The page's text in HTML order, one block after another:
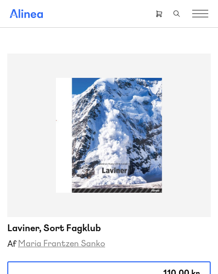
hovedindhold
Header
right
Laviner, Sort Fagklub
Af Maria Frantzen Sanko